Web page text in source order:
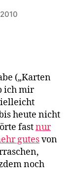
(„Karten
ich mir
heute nicht
fastnur
gutesvon
noch